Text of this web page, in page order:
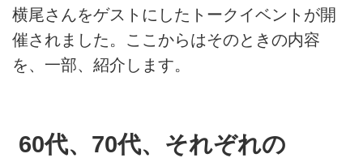
横尾さんをゲストにしたトークイベントが開
催されました。ここからはそのときの内容
を、一部、紹介します。
60代、70代、それぞれの